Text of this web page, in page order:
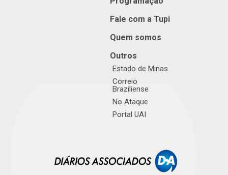
Fale com a Tupi
Quem somos
Outros
Estado de Minas
Correio
Braziliense
No Ataque
Portal UAI